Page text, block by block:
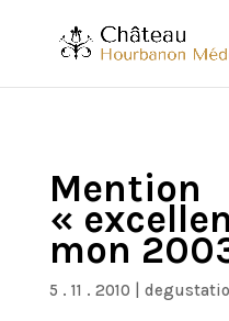
Mention
«
mon
5 . 11 . 2010